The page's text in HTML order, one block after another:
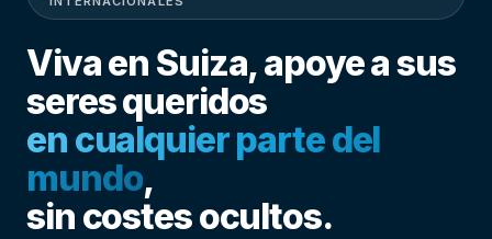
Viva en Suiza, apoye a sus
seres queridos
en cualquier parte del
mundo,
sin costes ocultos.